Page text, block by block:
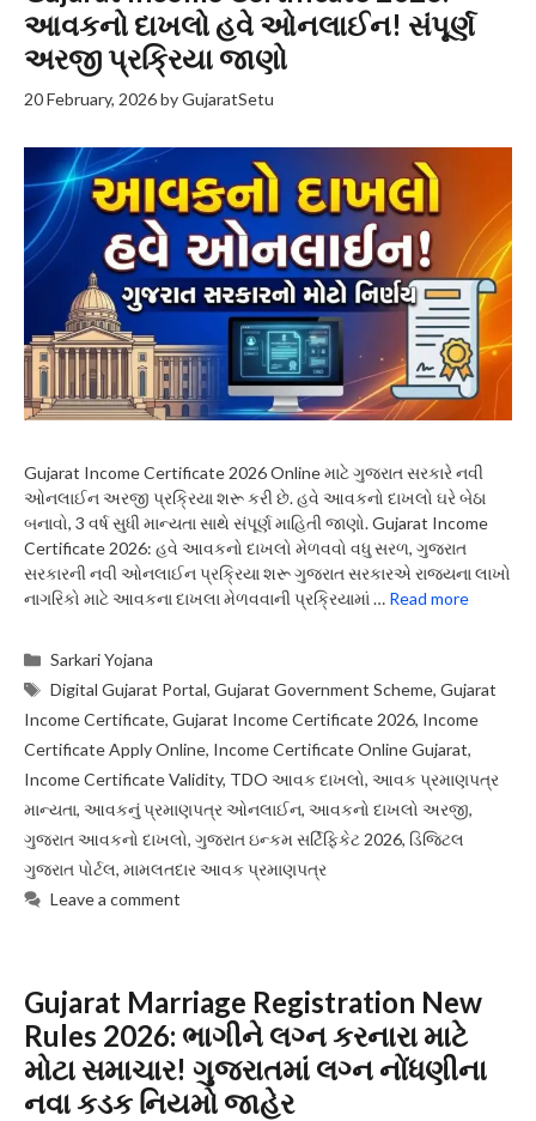
આવકનો દાખલો હવે ઓનલાઈન! સંપૂર્ણ
અરજી પ્રક્રિયા જાણો
20 February, 2026byGujaratSetu
Gujarat Income Certificate 2026 Online માટે ગુજરાત સરકારે નવી
ઓનલાઈન અરજી પ્રક્રિયા શરૂ કરી છે. હવે આવકનો દાખલો ઘરે બેઠા
બનાવો, 3 વર્ષ સુધી માન્યતા સાથે સંપૂર્ણ માહિતી જાણો. Gujarat Income
Certificate 2026: હવે આવકનો દાખલો મેળવવો વધુ સરળ, ગુજરાત
સરકારની નવી ઓનલાઈન પ્રક્રિયા શરૂ ગુજરાત સરકારએ રાજ્યના લાખો
નાગરિકો માટે આવકના દાખલા મેળવવાની પ્રક્રિયામાં … Read more
Categories
Sarkari Yojana
Tags
Digital Gujarat Portal,Gujarat Government Scheme,Gujarat
Income Certificate, Gujarat Income Certificate 2026, Income
Certificate Apply Online, Income Certificate Online Gujarat,
Income Certificate Validity, TDO આવક દાખલો, આવક પ્રમાણપત્ર
માન્યતા, આવકનું પ્રમાણપત્ર ઓનલાઈન, આવકનો દાખલો અરજી,
ગુજરાત આવકનો દાખલો, ગુજરાત ઇન્કમ સર્ટિફિકેટ 2026, ડિજિટલ
ગુજરાત પોર્ટલ, મામલતદાર આવક પ્રમાણપત્ર
Leave a comment
Gujarat Marriage Registration New
Rules 2026: ભાગીને લગ્ન કરનારા માટે
મોટા સમાચાર! ગુજરાતમાં લગ્ન નોંધણીના
નવા કડક નિયમો જાહેર